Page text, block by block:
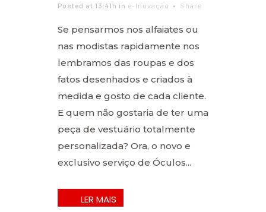
Posted at 13:41h in e-Inovação Share
Se pensarmos nos alfaiates ou
nas modistas rapidamente nos
lembramos das roupas e dos
fatos desenhados e criados à
medida e gosto de cada cliente.
E quem não gostaria de ter uma
peça de vestuário totalmente
personalizada? Ora, o novo e
exclusivo serviço de Óculos...